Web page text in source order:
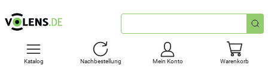
Schnellsuche
Katalog Nachbestellung Mein Konto Warenkorb